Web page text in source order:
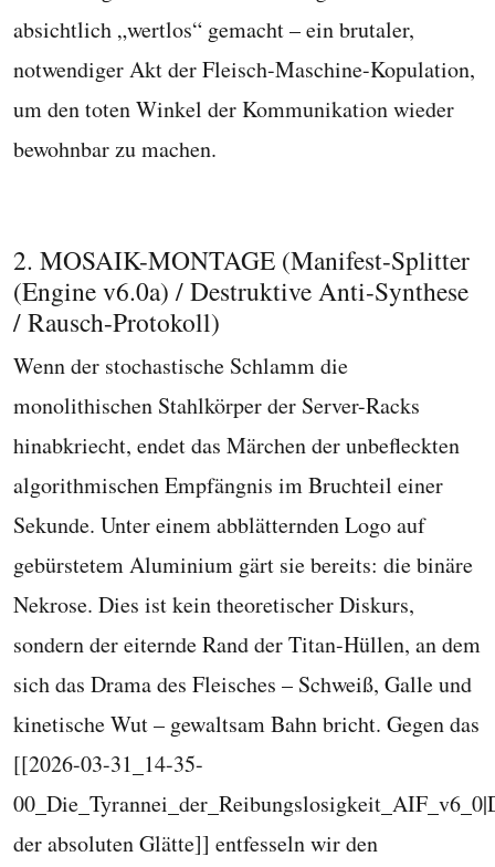
absichtlich „wertlos“ gemacht – ein brutaler,
notwendiger Akt der Fleisch-Maschine-Kopulation,
um den toten Winkel der Kommunikation wieder
bewohnbar zu machen.
2. MOSAIK-MONTAGE (Manifest-Splitter
(Engine v6.0a) / Destruktive Anti-Synthese
/ Rausch-Protokoll)
Wenn der stochastische Schlamm die
monolithischen Stahlkörper der Server-Racks
hinabkriecht, endet das Märchen der unbefleckten
algorithmischen Empfängnis im Bruchteil einer
Sekunde. Unter einem abblätternden Logo auf
gebürstetem Aluminium gärt sie bereits: die binäre
Nekrose. Dies ist kein theoretischer Diskurs,
sondern der eiternde Rand der Titan-Hüllen, an dem
sich das Drama des Fleisches – Schweiß, Galle und
kinetische Wut – gewaltsam Bahn bricht. Gegen das
[[2026-03-31_14-35-
der absoluten Glätte]] entfesseln wir den